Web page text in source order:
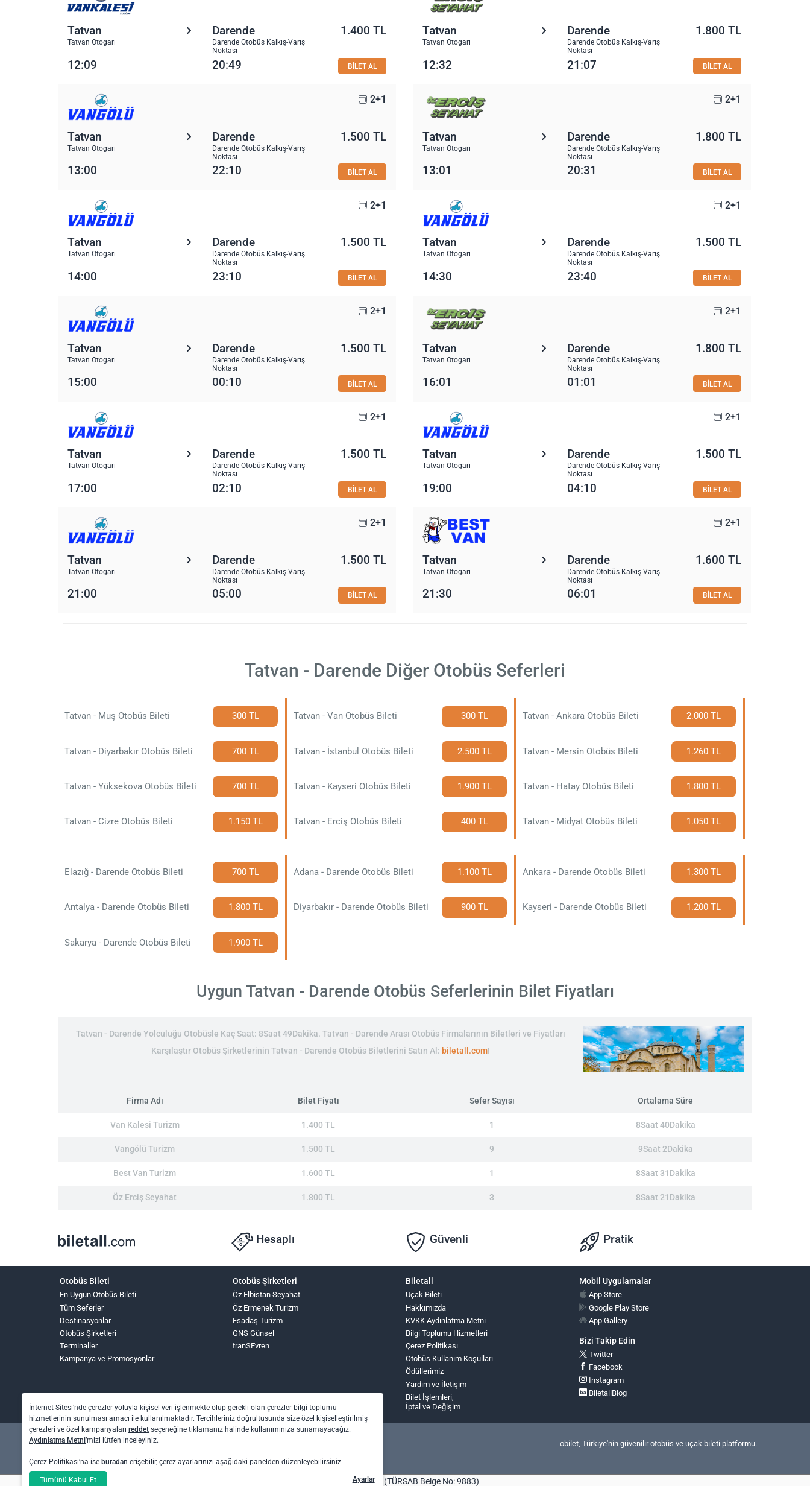
Tatvan
Tatvan Otogarı
Darende
Darende Otobüs Kalkış-Varış
Noktası
1.400 TL
12:09 20:49 BİLET AL
Tatvan
Tatvan Otogarı
Darende
Darende Otobüs Kalkış-Varış
Noktası
1.800 TL
12:32 21:07 BİLET AL
2+1
Tatvan
Tatvan Otogarı
Darende
Darende Otobüs Kalkış-Varış
Noktası
1.500 TL
13:00 22:10 BİLET AL
2+1
Tatvan
Tatvan Otogarı
Darende
Darende Otobüs Kalkış-Varış
Noktası
1.800 TL
13:01 20:31 BİLET AL
2+1
Tatvan
Tatvan Otogarı
Darende
Darende Otobüs Kalkış-Varış
Noktası
1.500 TL
14:00 23:10 BİLET AL
2+1
Tatvan
Tatvan Otogarı
Darende
Darende Otobüs Kalkış-Varış
Noktası
1.500 TL
14:30 23:40 BİLET AL
2+1
Tatvan
Tatvan Otogarı
Darende
Darende Otobüs Kalkış-Varış
Noktası
1.500 TL
15:00 00:10 BİLET AL
2+1
Tatvan
Tatvan Otogarı
Darende
Darende Otobüs Kalkış-Varış
Noktası
1.800 TL
16:01 01:01 BİLET AL
2+1
Tatvan
Tatvan Otogarı
Darende
Darende Otobüs Kalkış-Varış
Noktası
1.500 TL
17:00 02:10 BİLET AL
2+1
Tatvan
Tatvan Otogarı
Darende
Darende Otobüs Kalkış-Varış
Noktası
1.500 TL
19:00 04:10 BİLET AL
2+1
Tatvan
Tatvan Otogarı
Darende
Darende Otobüs Kalkış-Varış
Noktası
1.500 TL
21:00 05:00 BİLET AL
2+1
Tatvan
Tatvan Otogarı
Darende
Darende Otobüs Kalkış-Varış
Noktası
1.600 TL
21:30 06:01 BİLET AL
Tatvan - Darende Diğer Otobüs Seferleri
Tatvan - Muş Otobüs Bileti 300 TL Tatvan - Van Otobüs Bileti 300 TL Tatvan - Ankara Otobüs Bileti 2.000 TL
Tatvan - Diyarbakır Otobüs Bileti 700 TL Tatvan - İstanbul Otobüs Bileti 2.500 TL Tatvan - Mersin Otobüs Bileti 1.260 TL
Tatvan - Yüksekova Otobüs Bileti 700 TL Tatvan - Kayseri Otobüs Bileti 1.900 TL Tatvan - Hatay Otobüs Bileti 1.800 TL
Tatvan - Cizre Otobüs Bileti 1.150 TL Tatvan - Erciş Otobüs Bileti 400 TL Tatvan - Midyat Otobüs Bileti 1.050 TL
Elazığ - Darende Otobüs Bileti 700 TL Adana - Darende Otobüs Bileti 1.100 TL Ankara - Darende Otobüs Bileti 1.300 TL
Antalya - Darende Otobüs Bileti 1.800 TL Diyarbakır - Darende Otobüs Bileti 900 TL Kayseri - Darende Otobüs Bileti 1.200 TL
Sakarya - Darende Otobüs Bileti 1.900 TL
Uygun Tatvan - Darende Otobüs Seferlerinin Bilet Fiyatları
Tatvan - Darende Yolculuğu Otobüsle Kaç Saat: 8Saat 49Dakika. Tatvan - Darende Arası Otobüs Firmalarının Biletleri ve Fiyatları
Karşılaştır Otobüs Şirketlerinin Tatvan - Darende Otobüs Biletlerini Satın Al: biletall.com!
Firma Adı Bilet Fiyatı Sefer Sayısı Ortalama Süre
Van Kalesi Turizm 1.400 TL 1 8Saat 40Dakika
Vangölü Turizm 1.500 TL 9 9Saat 2Dakika
Best Van Turizm 1.600 TL 1 8Saat 31Dakika
Öz Erciş Seyahat 1.800 TL 3 8Saat 21Dakika
Hesaplı Güvenli Pratik
Otobüs Bileti
En Uygun Otobüs Bileti
Tüm Seferler
Destinasyonlar
Otobüs Şirketleri
Terminaller
Kampanya ve Promosyonlar
Otobüs Şirketleri
Öz Elbistan Seyahat
Öz Ermenek Turizm
Esadaş Turizm
GNS Günsel
tranSEvren
Biletall
Uçak Bileti
Hakkımızda
KVKK Aydınlatma Metni
Bilgi Toplumu Hizmetleri
Çerez Politikası
Otobüs Kullanım Koşulları
Ödüllerimiz
Yardım ve İletişim
Bilet İşlemleri,
İptal ve Değişim
Mobil Uygulamalar
App Store
Google Play Store
App Gallery
Bizi Takip Edin
Twitter
Facebook
Instagram
BiletallBlog
obilet, Türkiye'nin güvenilir otobüs ve uçak bileti platformu.
Otel rezervasyon ve otobüs bileti işlemleri için: Obilet.com Turizm Seyahat Acentası (TÜRSAB Belge No: 9883)
İnternet Sitesi’nde çerezler yoluyla kişisel veri işlenmekte olup gerekli olan çerezler bilgi toplumu
hizmetlerinin sunulması amacı ile kullanılmaktadır. Tercihleriniz doğrultusunda size özel kişiselleştirilmiş
çerezleri ve özel kampanyaları reddet seçeneğine tıklamanız halinde kullanımınıza sunamayacağız.
Aydınlatma Metni’mizi lütfen inceleyiniz.
Çerez Politikası’na ise buradan erişebilir, çerez ayarlarınızı aşağıdaki panelden düzenleyebilirsiniz.
Tümünü Kabul Et Ayarlar